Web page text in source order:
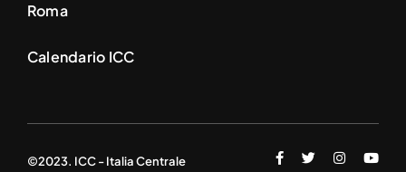
Roma
Calendario ICC
©2023. ICC - Italia Centrale